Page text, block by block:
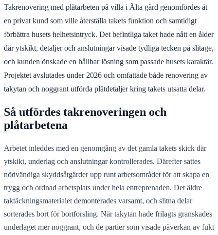
Takrenovering med plåtarbeten på villa i Älta gård genomfördes åt
en privat kund som ville återställa takets funktion och samtidigt
förbättra husets helhetsintryck. Det befintliga taket hade nått en ålder
där ytskikt, detaljer och anslutningar visade tydliga tecken på slitage,
och kunden önskade en hållbar lösning som passade husets karaktär.
Projektet avslutades under 2026 och omfattade både renovering av
takytan och noggrant utförda plåtdetaljer kring takets utsatta delar.
Så utfördes takrenoveringen och
plåtarbetena
Arbetet inleddes med en genomgång av det gamla takets skick där
ytskikt, underlag och anslutningar kontrollerades. Därefter sattes
nödvändiga skyddsåtgärder upp runt arbetsområdet för att skapa en
trygg och ordnad arbetsplats under hela entreprenaden. Det äldre
taktäckningsmaterialet demonterades varsamt, och slitna delar
sorterades bort för bortforsling. När takytan hade frilagts granskades
underlaget mer noggrant, och de partier som visade påverkan av fukt